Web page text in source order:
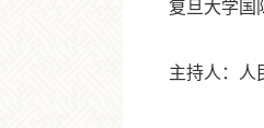
复旦大学国
主持人：人